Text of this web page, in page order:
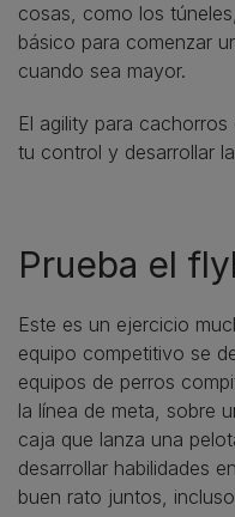
cosas, como los
básico para comenzar
cuando sea mayor.
El agility para
tu control y desarrollar
Prueba el
Este es un ejercicio
equipo competitivo se
equipos de perros
la línea de meta, sobre
caja que lanza una
desarrollar habilidades
buen rato juntos,